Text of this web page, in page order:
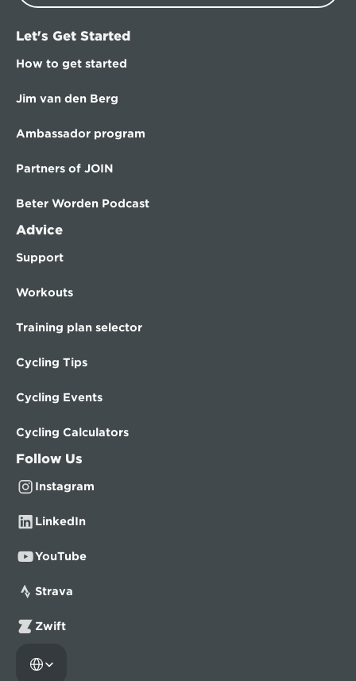
Let's Get Started
How to get started
Jim van den Berg
Ambassador program
Partners of JOIN
Beter Worden Podcast
Advice
Support
Workouts
Training plan selector
Cycling Tips
Cycling Events
Cycling Calculators
Follow Us
Instagram
LinkedIn
YouTube
Strava
Zwift